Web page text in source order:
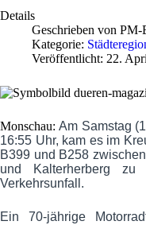
Details
Geschrieben von PM-
Kategorie:
Veröffentlicht: 22.
Monschau:Am Samstag
16:55 Uhr, kam es im
B399 und B258
und Kalterherberg zu
Verkehrsunfall.
Ein 70-jährige